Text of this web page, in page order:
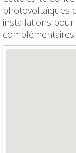
photovoltaïques
installations
complémentaires.